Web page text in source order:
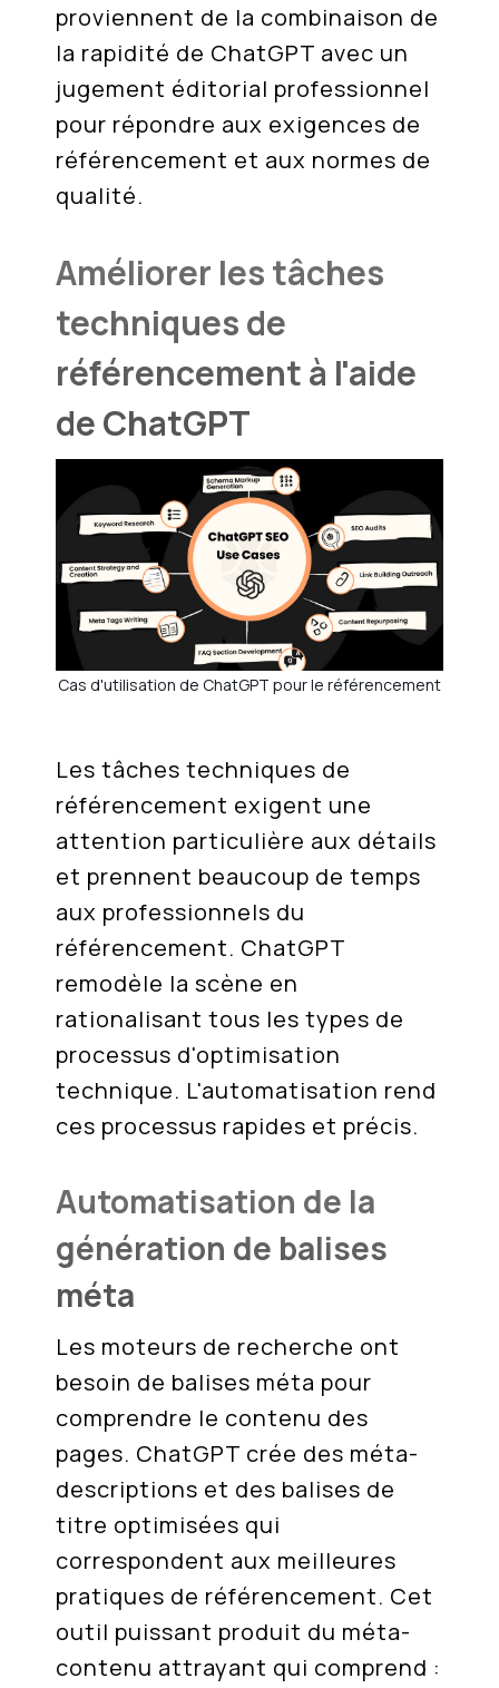
proviennent de la combinaison de
la rapidité de ChatGPT avec un
jugement éditorial professionnel
pour répondre aux exigences de
référencement et aux normes de
qualité.
Améliorer les tâches
techniques de
référencement à l'aide
de ChatGPT
Cas d'utilisation de ChatGPT pour le référencement
Les tâches techniques de
référencement exigent une
attention particulière aux détails
et prennent beaucoup de temps
aux professionnels du
référencement. ChatGPT
remodèle la scène en
rationalisant tous les types de
processus d'optimisation
technique. L'automatisation rend
ces processus rapides et précis.
Automatisation de la
génération de balises
méta
Les moteurs de recherche ont
besoin de balises méta pour
comprendre le contenu des
pages. ChatGPT crée des méta-
descriptions et des balises de
titre optimisées qui
correspondent aux meilleures
pratiques de référencement. Cet
outil puissant produit du méta-
contenu attrayant qui comprend :